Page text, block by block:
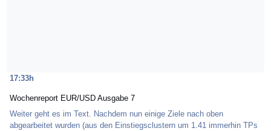
17:33h
Wochenreport EUR/USD Ausgabe 7
Weiter geht es im Text. Nachdem nun einige Ziele nach oben
abgearbeitet wurden (aus den Einstiegsclustern um 1.41 immerhin TPs